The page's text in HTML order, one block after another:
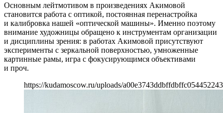
Основным лейтмотивом в произведениях Акимовой
становится работа с оптикой, постоянная перенастройка
и калибровка нашей «оптической машины». Именно поэтому
внимание художницы обращено к инструментам организации
и дисциплины зрения: в работах Акимовой присутствуют
эксперименты с зеркальной поверхностью, умноженные
картинные рамы, игра с фокусирующимся объективами
и проч.
https://kudamoscow.ru/uploads/